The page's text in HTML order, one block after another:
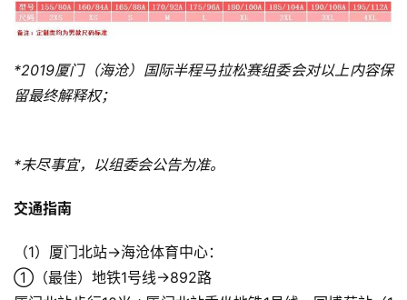
赛
观
装
*2019厦门（海沧）国际半程马拉松赛组委会对以上内容保
留最终解释权；
*未尽事宜，以组委会公告为准。
交通指南
（1）厦门北站→海沧体育中心：
①（最佳）地铁1号线→892路